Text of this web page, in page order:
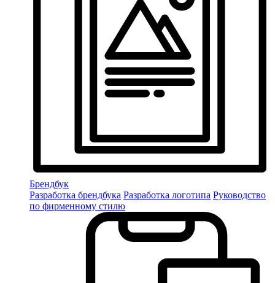
Брендбук
Разработка брендбука Разработка логотипа Руководство
по фирменному стилю